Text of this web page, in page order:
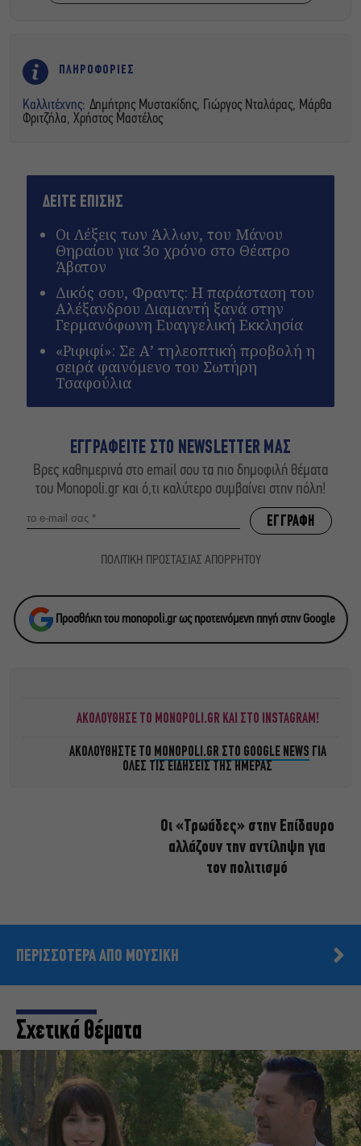
ΠΛΗΡΟΦΟΡΙΕΣ
Καλλιτέχνης: Δημήτρης Μυστακίδης, Γιώργος Νταλάρας, Μάρθα
Φριτζήλα, Χρήστος Μαστέλος
ΔΕΙΤΕ ΕΠΙΣΗΣ
Οι Λέξεις των Άλλων, του Μάνου
Θηραίου για 3ο χρόνο στο Θέατρο
Άβατον
Δικός σου, Φραντς: Η παράσταση του
Αλέξανδρου Διαμαντή ξανά στην
Γερμανόφωνη Ευαγγελική Εκκλησία
«Ριφιφί»: Σε Α’ τηλεοπτική προβολή η
σειρά φαινόμενο του Σωτήρη
Τσαφούλια
ΕΓΓΡΑΦΕΙΤΕ ΣΤΟ NEWSLETTER ΜΑΣ
Βρες καθημερινά στο email σου τα πιο δημοφιλή θέματα
του Monopoli.gr και ό,τι καλύτερο συμβαίνει στην πόλη!
ΠΟΛΙΤΙΚΗ ΠΡΟΣΤΑΣΙΑΣ ΑΠΟΡΡΗΤΟΥ
Προσθήκη του monopoli.gr ως προτεινόμενη πηγή στην Google
ΑΚΟΛΟΥΘΗΣΕ ΤΟ MONOPOLI.GR ΚΑΙ ΣΤΟ INSTAGRAM!
ΑΚΟΛΟΥΘΗΣΤΕ ΤΟ MONOPOLI.GR ΣΤΟ GOOGLE NEWS ΓΙΑ
ΟΛΕΣ ΤΙΣ ΕΙΔΗΣΕΙΣ ΤΗΣ ΗΜΕΡΑΣ
Οι «Τρωάδες» στην Επίδαυρο
αλλάζουν την αντίληψη για
τον πολιτισμό
ΠΕΡΙΣΣΟΤΕΡΑ ΑΠΟ ΜΟΥΣΙΚΗ
Σχετικά Θέματα